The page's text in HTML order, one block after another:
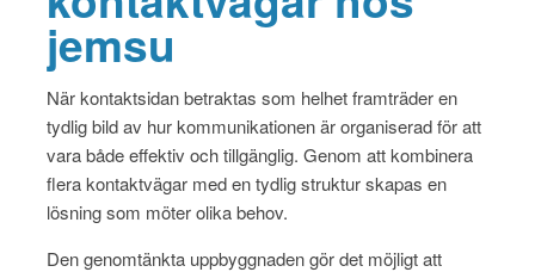
jemsu
När kontaktsidan betraktas som helhet framträder en
tydlig bild av hur kommunikationen är organiserad för att
vara både effektiv och tillgänglig. Genom att kombinera
flera kontaktvägar med en tydlig struktur skapas en
lösning som möter olika behov.
Den genomtänkta uppbyggnaden gör det möjligt att